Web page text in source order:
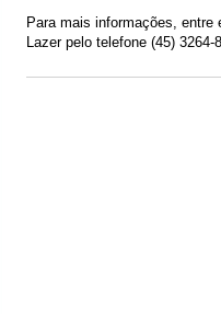
Para mais informações,
Lazer pelo telefone (45) 3264-